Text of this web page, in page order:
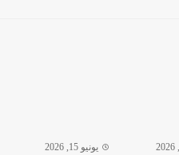
يونيو 15, 2026